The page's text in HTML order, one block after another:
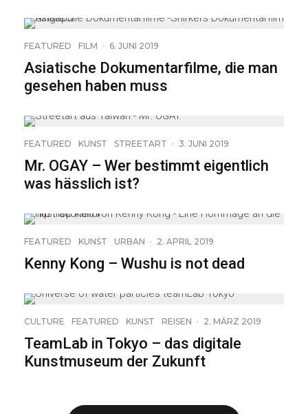
FEATURED FILM · 6. JUNI 2019
Asiatische Dokumentarfilme, die man
gesehen haben muss
24
FEATURED KUNST STREETART · 3. JUNI 2019
Mr. OGAY – Wer bestimmt eigentlich
was hässlich ist?
10
FEATURED KUNST URBAN · 2. APRIL 2019
Kenny Kong – Wushu is not dead
CULTURE FEATURED KUNST REISEN · 2. MÄRZ 2019
TeamLab in Tokyo – das digitale
Kunstmuseum der Zukunft